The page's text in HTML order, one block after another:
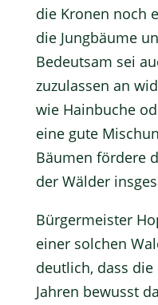
die Kronen noch
die Jungbäume
Bedeutsam sei
zuzulassen an
wie Hainbuche
eine gute
Bäumen fördere
der Wälder
Bürgermeister
einer solchen
deutlich, dass
Jahren bewusst